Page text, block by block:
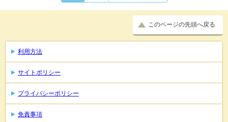
このページの先頭へ戻る
利用方法
サイトポリシー
プライバシーポリシー
免責事項